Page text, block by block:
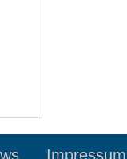
Impressum